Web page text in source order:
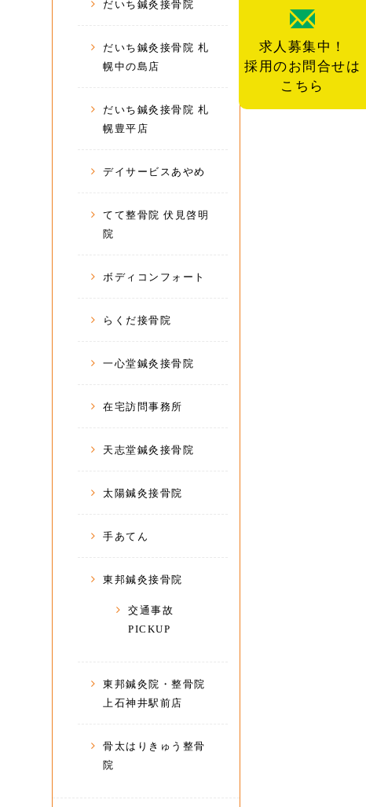
求人募集中！
採用のお問合せは
こちら
だいち鍼灸接骨院
だいち鍼灸接骨院 札
幌中の島店
だいち鍼灸接骨院 札
幌豊平店
デイサービスあやめ
てて整骨院 伏見啓明
院
ボディコンフォート
らくだ接骨院
一心堂鍼灸接骨院
在宅訪問事務所
天志堂鍼灸接骨院
太陽鍼灸接骨院
手あてん
東邦鍼灸接骨院
交通事故
PICKUP
東邦鍼灸院・整骨院
上石神井駅前店
骨太はりきゅう整骨
院